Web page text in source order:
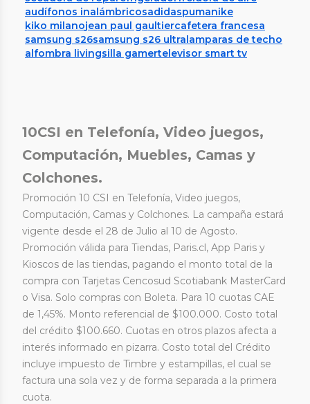
audífonos inalámbricosadidaspumanike
kiko milanojean paul gaultiercafetera francesa
samsung s26samsung s26 ultralamparas de techo
alfombra livingsilla gamertelevisor smart tv
10CSI en Telefonía, Video juegos,
Computación, Muebles, Camas y
Colchones.
Promoción 10 CSI en Telefonía, Video juegos,
Computación, Camas y Colchones. La campaña estará
vigente desde el 28 de Julio al 10 de Agosto.
Promoción válida para Tiendas, Paris.cl, App Paris y
Kioscos de las tiendas, pagando el monto total de la
compra con Tarjetas Cencosud Scotiabank MasterCard
o Visa. Solo compras con Boleta. Para 10 cuotas CAE
de 1,45%. Monto referencial de $100.000. Costo total
del crédito $100.660. Cuotas en otros plazos afecta a
interés informado en pizarra. Costo total del Crédito
incluye impuesto de Timbre y estampillas, el cual se
factura una sola vez y de forma separada a la primera
cuota.